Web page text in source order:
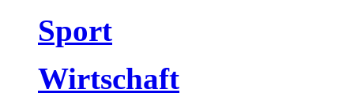
Sport
Wirtschaft